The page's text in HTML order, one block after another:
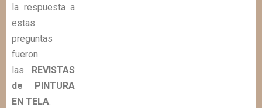
la respuesta a
estas
preguntas
fueron
las
REVISTAS
de PINTURA
EN TELA.